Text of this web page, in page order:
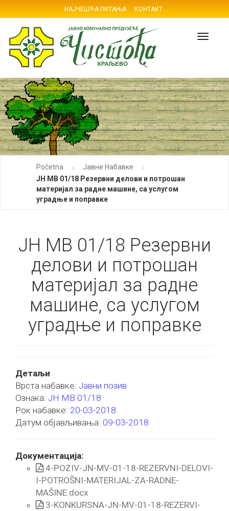
НАЈЧЕШЋА ПИТАЊА КОНТАКТ
Početna » Јавне Набавке »
ЈН МВ 01/18 Резервни делови и потрошан
материјал за радне машине, са услугом
уградње и поправке
ЈН МВ 01/18 Резервни
делови и потрошан
материјал за радне
машине, са услугом
уградње и поправке
Детаљи
Врста набавке: Јавни позив
Ознака: ЈН МВ 01/18
Рок набавке: 20-03-2018
Датум објављивања: 09-03-2018
Документација:
4-POZIV-JN-MV-01-18-REZERVNI-DELOVI-
I-POTROŠNI-MATERIJAL-ZA-RADNE-
MAŠINE.docx
3-KONKURSNA-JN-MV-01-18-REZERVI-